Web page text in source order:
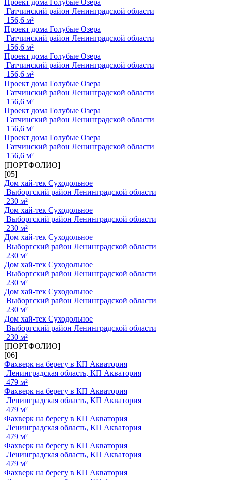
Проект дома Голубые Озера
Гатчинский район Ленинградской области
156,6 м²
Проект дома Голубые Озера
Гатчинский район Ленинградской области
156,6 м²
Проект дома Голубые Озера
Гатчинский район Ленинградской области
156,6 м²
Проект дома Голубые Озера
Гатчинский район Ленинградской области
156,6 м²
Проект дома Голубые Озера
Гатчинский район Ленинградской области
156,6 м²
Проект дома Голубые Озера
Гатчинский район Ленинградской области
156,6 м²
[ПОРТФОЛИО]
[05]
Дом хай-тек Суходольное
Выборгский район Ленинградской области
230 м²
Дом хай-тек Суходольное
Выборгский район Ленинградской области
230 м²
Дом хай-тек Суходольное
Выборгский район Ленинградской области
230 м²
Дом хай-тек Суходольное
Выборгский район Ленинградской области
230 м²
Дом хай-тек Суходольное
Выборгский район Ленинградской области
230 м²
Дом хай-тек Суходольное
Выборгский район Ленинградской области
230 м²
[ПОРТФОЛИО]
[06]
Фахверк на берегу в КП Акватория
Ленинградская область, КП Акватория
479 м²
Фахверк на берегу в КП Акватория
Ленинградская область, КП Акватория
479 м²
Фахверк на берегу в КП Акватория
Ленинградская область, КП Акватория
479 м²
Фахверк на берегу в КП Акватория
Ленинградская область, КП Акватория
479 м²
Фахверк на берегу в КП Акватория